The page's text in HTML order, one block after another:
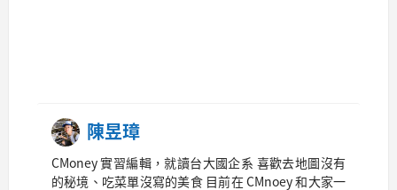
陳昱璋
CMoney 實習編輯，就讀台大國企系 喜歡去地圖沒有
的秘境、吃菜單沒寫的美食 目前在 CMnoey 和大家一